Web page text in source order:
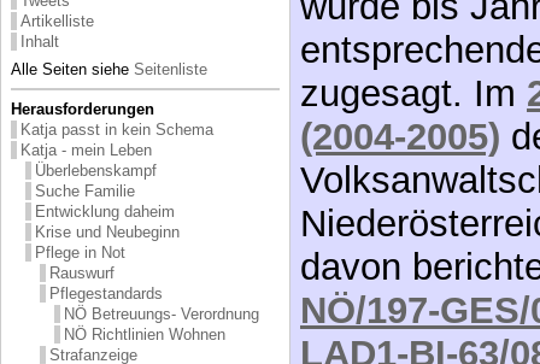
Artikelliste
Inhalt
Alle Seiten siehe Seitenliste
Herausforderungen
Katja passt in kein Schema
Katja - mein Leben
Überlebenskampf
Suche Familie
Entwicklung daheim
Krise und Neubeginn
Pflege in Not
Rauswurf
Pflegestandards
NÖ Betreuungs- Verordnung
NÖ Richtlinien Wohnen
Strafanzeige
zugesagt. Im
(2004-2005)
davon
NÖ/197-
LAD1-BI-63/